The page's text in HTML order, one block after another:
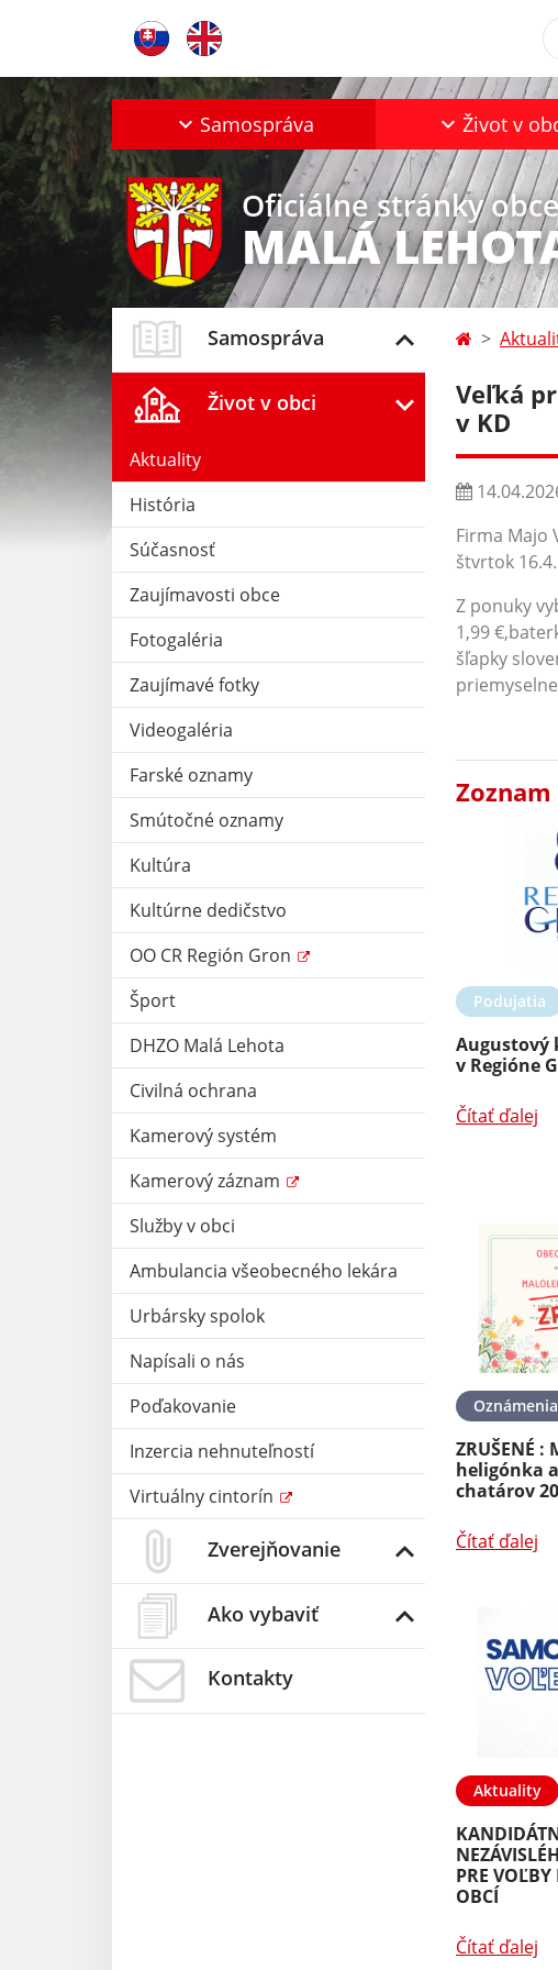
Samospráva Život v
Oficiálne stránky
MALÁ
Samospráva
Život v obci
Aktuality
História
Súčasnosť
Zaujímavosti obce
Fotogaléria
Zaujímavé fotky
Videogaléria
Farské oznamy
Smútočné oznamy
Kultúra
Kultúrne dedičstvo
OO CR Región Gron
Šport
DHZO Malá Lehota
Civilná ochrana
Kamerový systém
Kamerový záznam
Služby v obci
Ambulancia všeobecného lekára
Urbársky spolok
Napísali o nás
Poďakovanie
Inzercia nehnuteľností
Virtuálny cintorín
Zverejňovanie
Ako vybaviť
Kontakty
Veľká
v KD
Firma Majo
štvrtok
Z ponuky
1,99
šľapky
Podujatia
Augustový
v Regióne
Čítať ďalej
Oznámenia
ZRUŠENÉ
heligónka
chatárov
Čítať ďalej
Aktuality
PRE
OBCÍ
Čítať ďalej